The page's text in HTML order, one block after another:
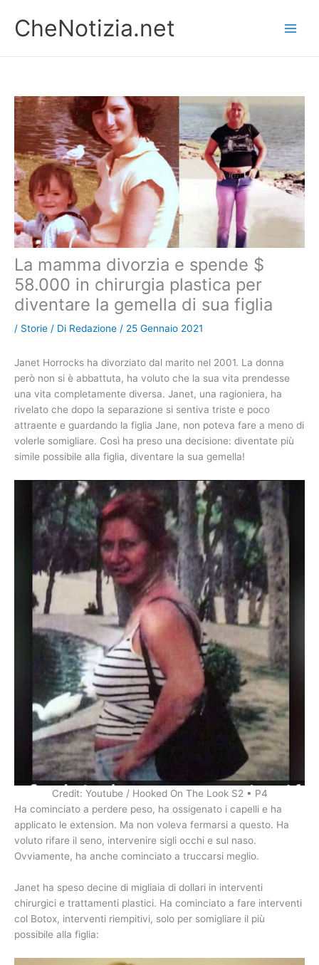
contenuto
CheNotizia.net
La mamma divorzia e spende $
58.000 in chirurgia plastica per
diventare la gemella di sua figlia
/ Storie / Di Redazione / 25 Gennaio 2021
Janet Horrocks ha divorziato dal marito nel 2001. La donna
però non si è abbattuta, ha voluto che la sua vita prendesse
una vita completamente diversa. Janet, una ragioniera, ha
rivelato che dopo la separazione si sentiva triste e poco
attraente e guardando la figlia Jane, non poteva fare a meno di
volerle somigliare. Così ha preso una decisione: diventate più
simile possibile alla figlia, diventare la sua gemella!
Credit: Youtube / Hooked On The Look S2 • P4
Ha cominciato a perdere peso, ha ossigenato i capelli e ha
applicato le extension. Ma non voleva fermarsi a questo. Ha
voluto rifare il seno, intervenire sigli occhi e sul naso.
Ovviamente, ha anche cominciato a truccarsi meglio.
Janet ha speso decine di migliaia di dollari in interventi
chirurgici e trattamenti plastici. Ha cominciato a fare interventi
col Botox, interventi riempitivi, solo per somigliare il più
possibile alla figlia: